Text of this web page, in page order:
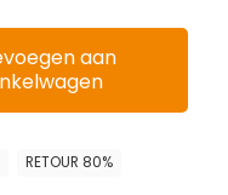
aan
RETOUR 80%